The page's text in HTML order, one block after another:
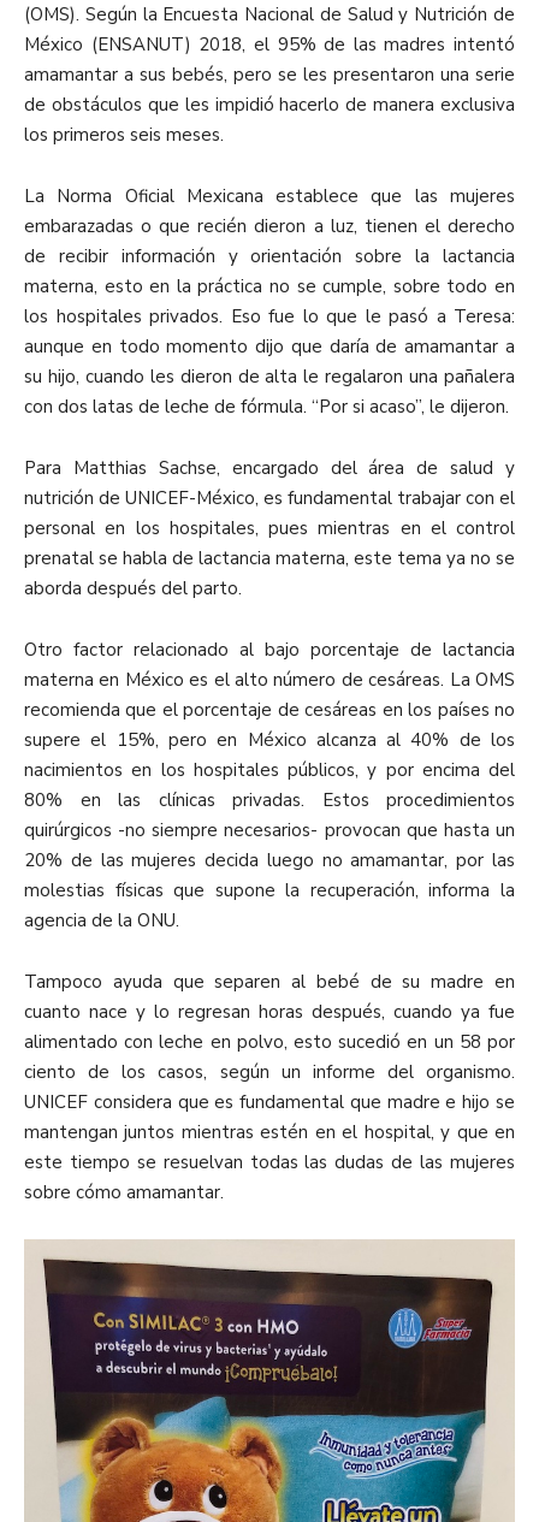
(OMS). Según la Encuesta Nacional de Salud y Nutrición de
México (ENSANUT) 2018, el 95% de las madres intentó
amamantar a sus bebés, pero se les presentaron una serie
de obstáculos que les impidió hacerlo de manera exclusiva
los primeros seis meses.
La Norma Oficial Mexicana establece que las mujeres
embarazadas o que recién dieron a luz, tienen el derecho
de recibir información y orientación sobre la lactancia
materna, esto en la práctica no se cumple, sobre todo en
los hospitales privados. Eso fue lo que le pasó a Teresa:
aunque en todo momento dijo que daría de amamantar a
su hijo, cuando les dieron de alta le regalaron una pañalera
con dos latas de leche de fórmula. “Por si acaso”, le dijeron.
Para Matthias Sachse, encargado del área de salud y
nutrición de UNICEF-México, es fundamental trabajar con el
personal en los hospitales, pues mientras en el control
prenatal se habla de lactancia materna, este tema ya no se
aborda después del parto.
Otro factor relacionado al bajo porcentaje de lactancia
materna en México es el alto número de cesáreas. La OMS
recomienda que el porcentaje de cesáreas en los países no
supere el 15%, pero en México alcanza al 40% de los
nacimientos en los hospitales públicos, y por encima del
80% en las clínicas privadas. Estos procedimientos
quirúrgicos -no siempre necesarios- provocan que hasta un
20% de las mujeres decida luego no amamantar, por las
molestias físicas que supone la recuperación, informa la
agencia de la ONU.
Tampoco ayuda que separen al bebé de su madre en
cuanto nace y lo regresan horas después, cuando ya fue
alimentado con leche en polvo, esto sucedió en un 58 por
ciento de los casos, según un informe del organismo.
UNICEF considera que es fundamental que madre e hijo se
mantengan juntos mientras estén en el hospital, y que en
este tiempo se resuelvan todas las dudas de las mujeres
sobre cómo amamantar.